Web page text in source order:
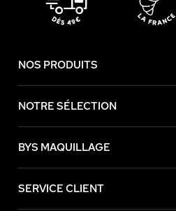
NOS PRODUITS
NOTRE SÉLECTION
BYS MAQUILLAGE
SERVICE CLIENT